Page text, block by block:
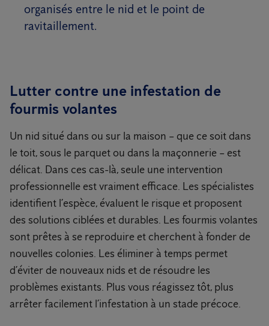
organisés entre le nid et le point de
ravitaillement.
Lutter contre une infestation de
fourmis volantes
Un nid situé dans ou sur la maison – que ce soit dans
le toit, sous le parquet ou dans la maçonnerie – est
délicat. Dans ces cas-là, seule une intervention
professionnelle est vraiment efficace. Les spécialistes
identifient l’espèce, évaluent le risque et proposent
des solutions ciblées et durables. Les fourmis volantes
sont prêtes à se reproduire et cherchent à fonder de
nouvelles colonies. Les éliminer à temps permet
d’éviter de nouveaux nids et de résoudre les
problèmes existants. Plus vous réagissez tôt, plus
arrêter facilement l’infestation à un stade précoce.